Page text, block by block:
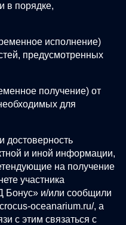
в порядке,
исполнение)
предусмотренных
получение) от
для
и иной информации,
на получение
участника
и/или сообщили
oceanarium.ru/, а
с этим связаться с